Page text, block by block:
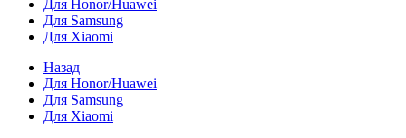
Для Honor/Huawei
Для Samsung
Для Xiaomi
Назад
Для Honor/Huawei
Для Samsung
Для Xiaomi